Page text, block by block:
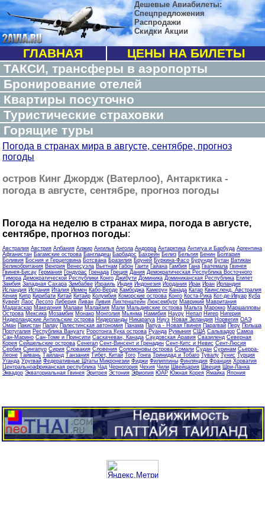
Дешевые Авиабилеты:
Спецпредложения
Распродажи
Скидки Акции
ГЛАВНАЯ
ЦЕНЫ НА БИЛЕТЫ
ТАКСИ, трансферы в аэропорты
Бронирование отелей
Квартиры посуточно
Туристические страховки
Горящие туры
Погода в странах мира в августе, сентябре, прогноз
погоды
остров Кинг Джордж (Ватерлоо), Антарктика -
погода в августе, сентябре, прогноз погоды
Погода на неделю в странах мира, погода в августе,
сентябре, прогноз погоды:
Австралия Австрия Албания Алжир Ангилья Ангола Андорра Антарктика Антигуа и Барбуда Аргентина
Афганистан Багамские острова Бангладеш Барбадос Бахрейн Белиз Бельгия Бенин Болгария
Боливия Босния и Герцеговина Ботсвана Бразилия Бруней Буркина-Фасо Бурунди Бутан Ватикан
Великобритания Венгрия Венесуэла Вьетнам Габон Гаити Гайана Гамбия Гана Гватемала Гвинея
Гвинея-Бисау Германия Гондурас Гренада Греция Дания Демократическая Республика Восточного
Тимора Демократической Республики Конго Джибути Доминика Доминиканская Республика Египет
Замбия Западная Сахара Зимбабве Израиль Индия Индонезия Иордания Ирак Иран Ирландия
Исландия Испания Италия Йемен Кабо-Верде Камбоджа Камерун Канада Катар Квинсленд, Австралия
Кения Кипр Кирибати Китай Китайр Колумбия Коморские острова Конго Коста-Рика Кот-де-Ивуар Куба
Кувейт Лаос Лесото Либерия Ливан Ливия Лихтенштейн Люксембург Маврикий Мавритания
Мадагаскар Македония Малави Малайзия Мали Мальдивские острова Мальта Марокко Маршалловы
Острова Мексика Мозамбик Монако Монголия Мьянма Намибия Науру Непал Нигер Нигерия
Нидерландские Антильские острова Нидерланды Никарагуа Ниуэ Новая Зеландия Норвегия ОАЭ
Оман Пакистан Палау Палестинская автономия Панама Папуа - Новая Гвинея Парагвай Перу Польша
Португалия Республика Вануату Роротонга Кука острова Руанда Румыния США Сальвадор Самоа
Сан-Марино Сан-Томе и Принсипи Саскачеван, Канада Саудовская Аравия Свазиленд Северная
Корея Сейшельские острова Сенегал Сент-Винсент и Гренадин Сент-Китс и Невис Сент-Люсия
Сербия Сингапур Сирия Словакия Словения Соломоновы острова Сомали Судан Суринам Сьерра-
Леоне Тайвань Тайланд Танзания Тибет, Китай Того Тонга Тринидад и Тобаго Тувалу Тунис Турция
Уганда Уругвай Федеративные Штаты Микронезии Фиджи Филиппины Финляндия Франция Хорватия
Центральноафриканская республика Чад Черногория Чехия Чили Швейцария Швеция Шри-Ланка
Эквадор Экваториальная Гвинея Эритрея Эстония Эфиопия ЮАР Южная Корея Ямайка Япония